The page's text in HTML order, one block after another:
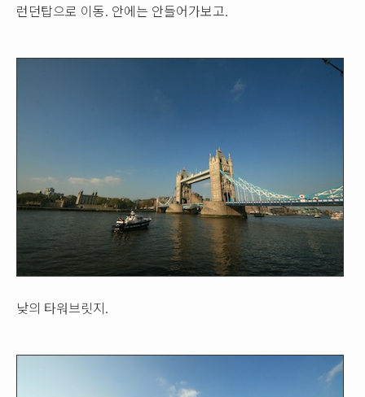
런던탑으로 이동. 안에는 안들어가보고.
낮의 타워브릿지.